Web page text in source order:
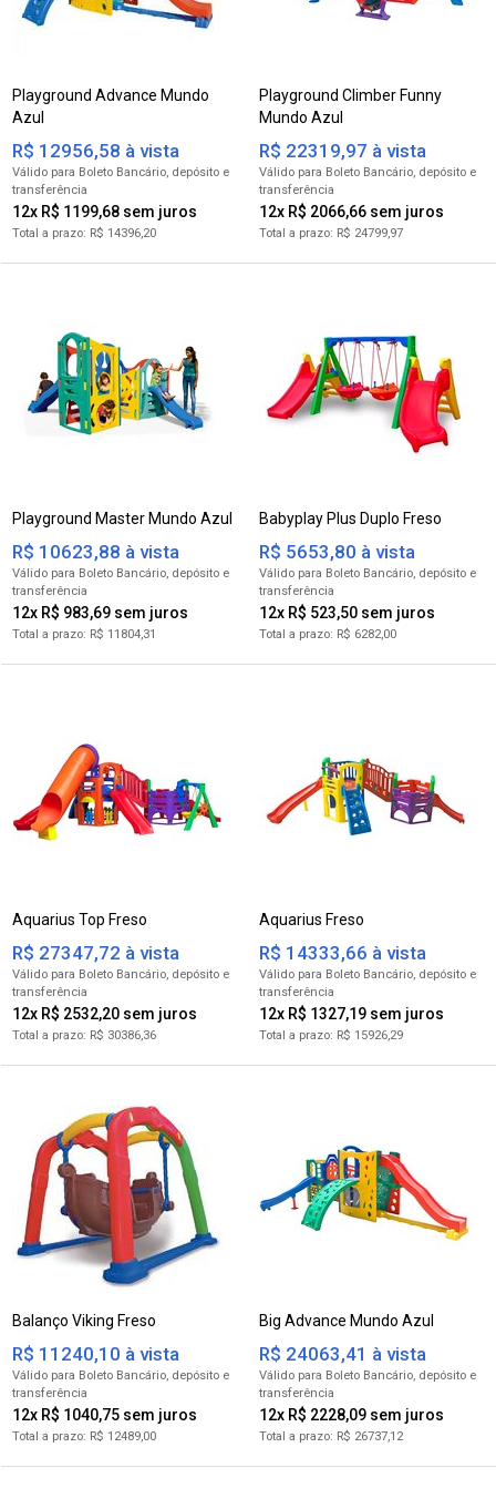
Playground Advance Mundo
Azul
R$ 14396,20
12x R$ 1199,68
R$ 12956,58 à vista
para Boleto Bancário
Playground Climber Funny
Mundo Azul
R$ 24799,97
12x R$ 2066,66
R$ 22319,97 à vista
para Boleto Bancário
Playground Master Mundo Azul
R$ 11804,31
12x R$ 983,69
R$ 10623,88 à vista
para Boleto Bancário
Babyplay Plus Duplo Freso
R$ 6282,00
12x R$ 523,50
R$ 5653,80 à vista
para Boleto Bancário
Aquarius Top Freso
R$ 30386,36
12x R$ 2532,20
R$ 27347,72 à vista
para Boleto Bancário
Aquarius Freso
R$ 15926,29
12x R$ 1327,19
R$ 14333,66 à vista
para Boleto Bancário
Balanço Viking Freso
R$ 12489,00
12x R$ 1040,75
R$ 11240,10 à vista
para Boleto Bancário
Big Advance Mundo Azul
R$ 26737,12
12x R$ 2228,09
R$ 24063,41 à vista
para Boleto Bancário